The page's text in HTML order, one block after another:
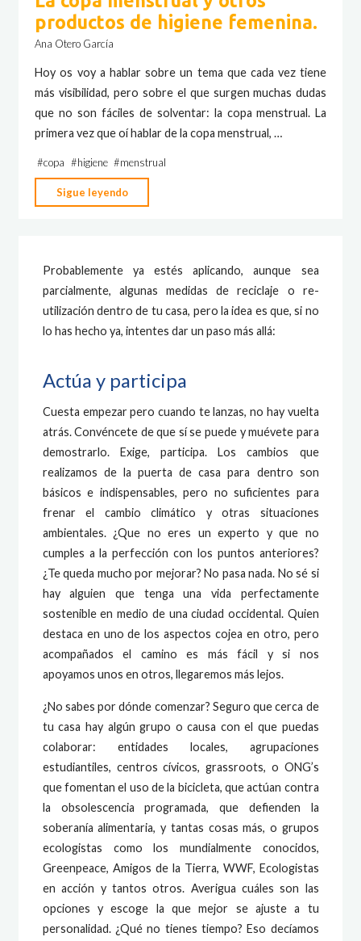
productos de higiene femenina.
Ana Otero García
Hoy os voy a hablar sobre un tema que cada vez tiene
más visibilidad, pero sobre el que surgen muchas dudas
que no son fáciles de solventar: la copa menstrual. La
primera vez que oí hablar de la copa menstrual, …
#copa #higiene #menstrual
Sigue leyendo
copa
otros
productos
de
higiene
Probablemente ya estés aplicando, aunque sea
parcialmente, algunas medidas de reciclaje o re-
utilización dentro de tu casa, pero la idea es que, si no
lo has hecho ya, intentes dar un paso más allá:
Actúa y participa
Cuesta empezar pero cuando te lanzas, no hay vuelta
atrás. Convéncete de que sí se puede y muévete para
demostrarlo. Exige, participa. Los cambios que
realizamos de la puerta de casa para dentro son
básicos e indispensables, pero no suficientes para
frenar el cambio climático y otras situaciones
ambientales. ¿Que no eres un experto y que no
cumples a la perfección con los puntos anteriores?
¿Te queda mucho por mejorar? No pasa nada. No sé si
hay alguien que tenga una vida perfectamente
sostenible en medio de una ciudad occidental. Quien
destaca en uno de los aspectos cojea en otro, pero
acompañados el camino es más fácil y si nos
apoyamos unos en otros, llegaremos más lejos.
¿No sabes por dónde comenzar? Seguro que cerca de
tu casa hay algún grupo o causa con el que puedas
colaborar: entidades locales, agrupaciones
estudiantiles, centros cívicos, grassroots, o ONG’s
que fomentan el uso de la bicicleta, que actúan contra
la obsolescencia programada, que defienden la
soberanía alimentaria, y tantas cosas más, o grupos
ecologistas como los mundialmente conocidos,
Greenpeace, Amigos de la Tierra, WWF, Ecologistas
en acción y tantos otros. Averigua cuáles son las
opciones y escoge la que mejor se ajuste a tu
personalidad. ¿Qué no tienes tiempo? Eso decíamos